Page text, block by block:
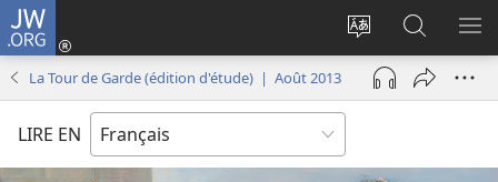
JW.ORG
Changer
langue
Se
connecter
(ouvre
nouvelle
sur
JW.ORG
La Tour de Garde (édition d'étude) | Août 2013
LIRE EN